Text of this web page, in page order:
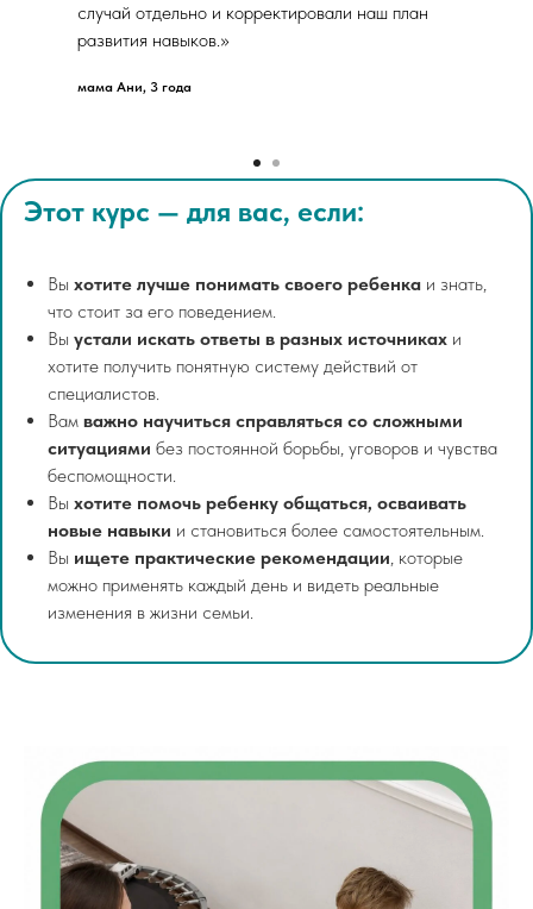
случай отдельно и корректировали наш план
развития навыков.»
мама Ани, 3 года
Этот курс — для вас, если:
Вы хотите лучше понимать своего ребенка и знать,
что стоит за его поведением.
Вы устали искать ответы в разных источниках и
хотите получить понятную систему действий от
специалистов.
Вам важно научиться справляться со сложными
ситуациями без постоянной борьбы, уговоров и чувства
беспомощности.
Вы хотите помочь ребенку общаться, осваивать
новые навыки и становиться более самостоятельным.
Вы ищете практические рекомендации, которые
можно применять каждый день и видеть реальные
изменения в жизни семьи.